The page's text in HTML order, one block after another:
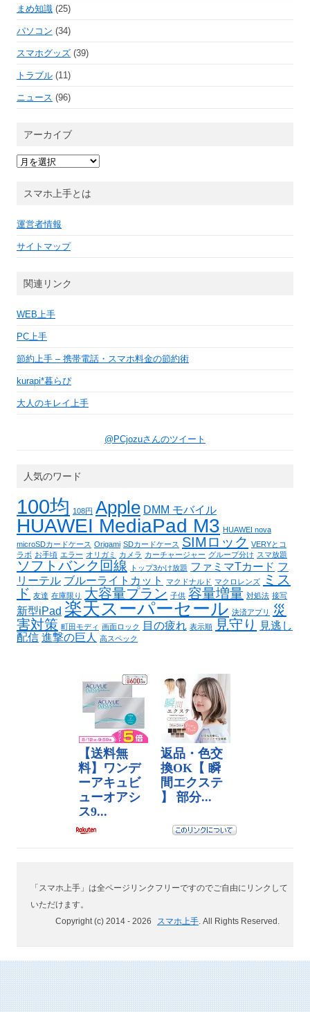
まめ知識 (25)
パソコン (34)
スマホグッズ (39)
トラブル (11)
ニュース (96)
アーカイブ
ア
ー
ブスマホ上手とは
運営者情報
サイトマップ
関連リンク
WEB上手
PC上手
節約上手 – 携帯電話・スマホ料金の節約術
kurapi*暮らぴ
大人のキレイ上手
@PCjozuさんのツイート
人気のワード
100均 108円 Apple DMM モバイル
HUAWEI MediaPad M3 HUAWEI nova
microSDカードケース Origami SDカードケース SIMロック VERYとコ
ラボ お手頃 エラー オリガミ カメラ カーチャージャー グループ分け スマ放題
ソフトバンク回線 トップ3かけ放題 ファミマTカード フ
リーテル ブルーライトカット マクドナルド マクロレンズ
ミス
ド 友達 在庫限り 大容量プラン 子供 容量増量 対処法 接写
新型iPad 楽天スーパーセール 決済アプリ
災
害対策 町田モディ 画面ロック 目の疲れ 表示順 見守り
見逃し
配信 進撃の巨人 高スペック
「スマホ上手」は全ページリンクフリーですのでご自由にリンクして
いただけます。
Copyright (c) 2014 - 2026 スマホ上手. All Rights Reserved.